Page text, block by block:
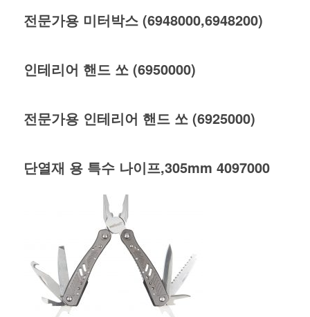
전문가용 미터박스 (6948000,6948200)
인테리어 핸드 쏘 (6950000)
전문가용 인테리어 핸드 쏘 (6925000)
단열재 용 특수 나이프,305mm 4097000